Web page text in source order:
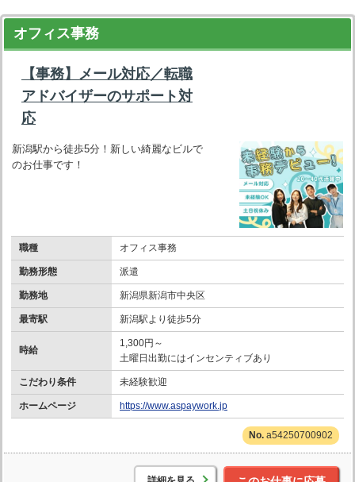
オフィス事務
【事務】メール対応／転職
アドバイザーのサポート対
応
新潟駅から徒歩5分！新しい綺麗なビルで
のお仕事です！
職種 オフィス事務
勤務形態 派遣
勤務地 新潟県新潟市中央区
最寄駅 新潟駅より徒歩5分
時給
1,300円～
土曜日出勤にはインセンティブあり
こだわり条件 未経験歓迎
ホームページ https://www.aspaywork.jp
a54250700902